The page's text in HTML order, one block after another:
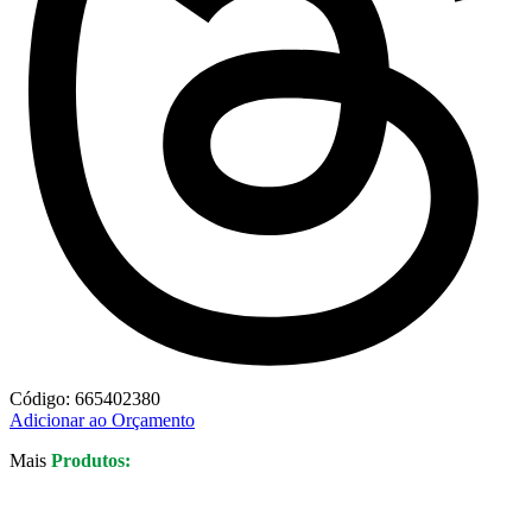
Código: 665402380
Adicionar ao Orçamento
Mais Produtos: